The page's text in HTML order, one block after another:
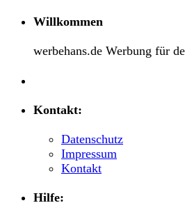
Willkommen
werbehans.de Werbung für
Kontakt:
Datenschutz
Impressum
Kontakt
Hilfe: